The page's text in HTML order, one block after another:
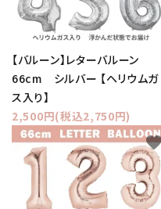
【バルーン】レターバルーン
66cm シルバー 【ヘリウムガ
ス入り】
2,500円(税込2,750円)